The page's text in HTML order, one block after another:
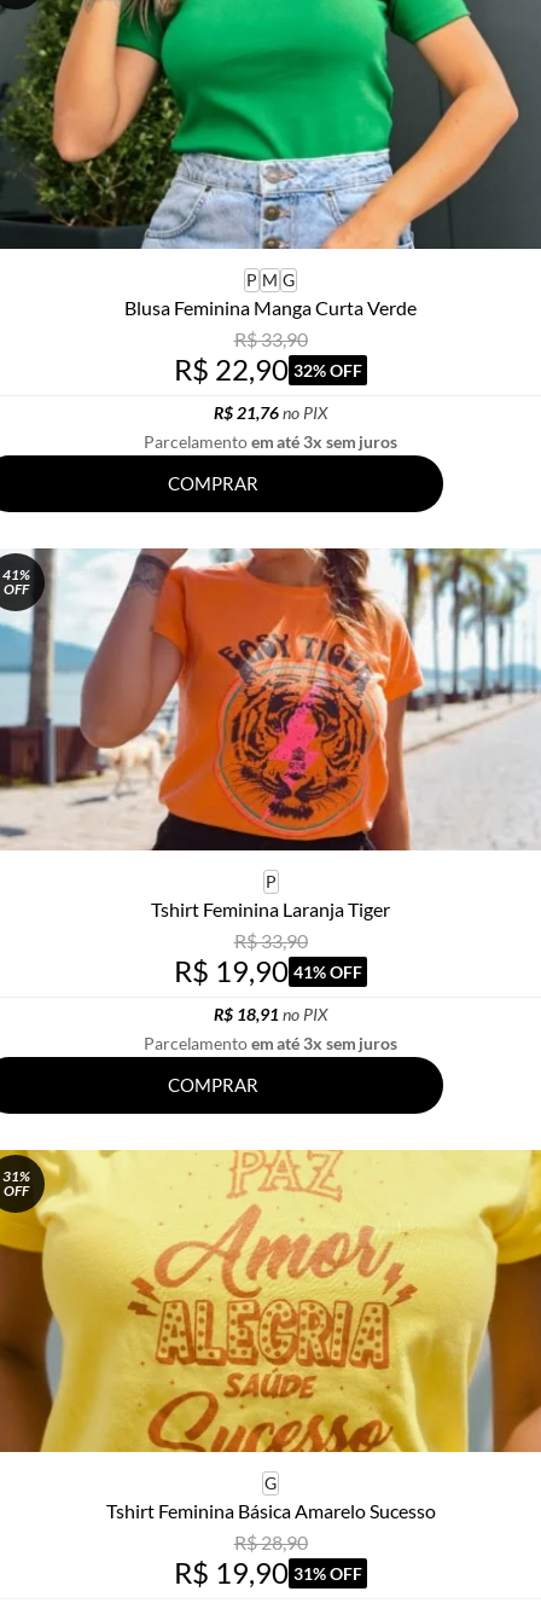
P M G
Blusa Feminina Manga Curta Verde
R$ 33,90
R$ 22,90 32% OFF
R$ 21,76no PIX
Parcelamentoem até 3x sem juros
COMPRAR
41%
OFF
P
Tshirt Feminina Laranja Tiger
R$ 33,90
R$ 19,90 41% OFF
R$ 18,91 no PIX
Parcelamentoem até 3x sem juros
COMPRAR
31%
OFF
G
Tshirt Feminina Básica Amarelo Sucesso
R$ 28,90
R$ 19,90 31% OFF